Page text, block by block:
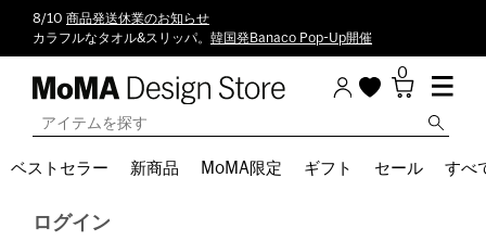
8/10 商品発送休業のお知らせ
カラフルなタオル&スリッパ。 韓国発Banaco Pop-Up開催
0
ベストセラー 新商品 MoMA限定 ギフト セール すべ
ログイン